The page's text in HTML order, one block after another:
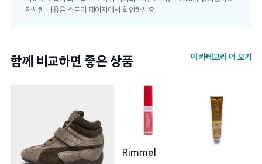
자세한 내용은 스토어 페이지에서 확인하세요.
함께 비교하면 좋은 상품 이 카테고리 더 보기
Rimmel